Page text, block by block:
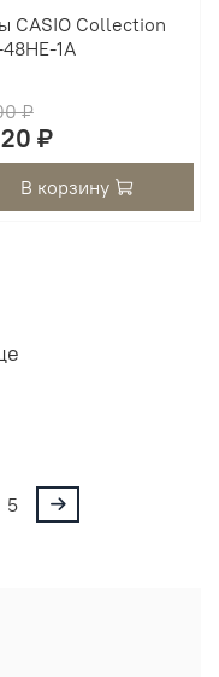
CASIO Collection
1A
₽
₽
В корзину
5